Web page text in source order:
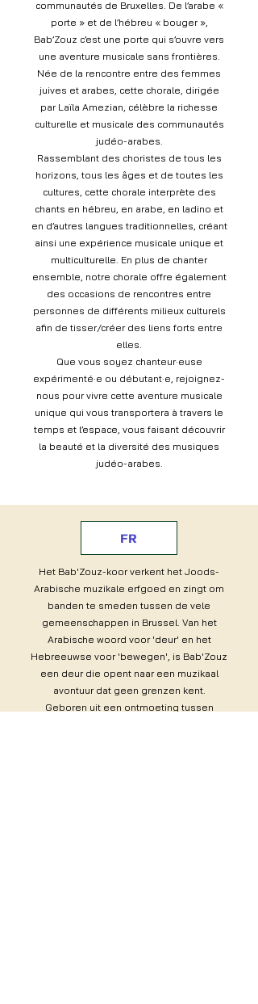
communautés de Bruxelles. De l’arabe «
porte » et de l’hébreu « bouger »,
Bab’Zouz c’est une porte qui s’ouvre vers
une aventure musicale sans frontières.
Née de la rencontre entre des femmes
juives et arabes, cette chorale, dirigée
par Laïla Amezian, célèbre la richesse
culturelle et musicale des communautés
judéo-arabes.
Rassemblant des choristes de tous les
horizons, tous les âges et de toutes les
cultures, cette chorale interprète des
chants en hébreu, en arabe, en ladino et
en d’autres langues traditionnelles, créant
ainsi une expérience musicale unique et
multiculturelle. En plus de chanter
ensemble, notre chorale offre également
des occasions de rencontres entre
personnes de différents milieux culturels
afin de tisser/créer des liens forts entre
elles.
Que vous soyez chanteur·euse
expérimenté·e ou débutant·e, rejoignez-
nous pour vivre cette aventure musicale
unique qui vous transportera à travers le
temps et l’espace, vous faisant découvrir
la beauté et la diversité des musiques
judéo-arabes.
FR
Het Bab'Zouz-koor verkent het Joods-
Arabische muzikale erfgoed en zingt om
banden te smeden tussen de vele
gemeenschappen in Brussel. Van het
Arabische woord voor 'deur' en het
Hebreeuwse voor 'bewegen', is Bab'Zouz
een deur die opent naar een muzikaal
avontuur dat geen grenzen kent.
Geboren uit een ontmoeting tussen